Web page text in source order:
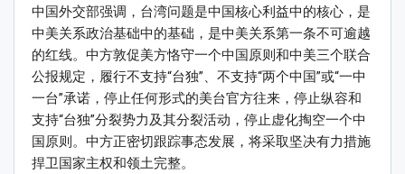
中国外交部强调，台湾问题是中国核心利益中的核心，是
中美关系政治基础中的基础，是中美关系第一条不可逾越
的红线。中方敦促美方恪守一个中国原则和中美三个联合
公报规定，履行不支持“台独”、不支持“两个中国”或“一中
一台”承诺，停止任何形式的美台官方往来，停止纵容和
支持“台独”分裂势力及其分裂活动，停止虚化掏空一个中
国原则。中方正密切跟踪事态发展，将采取坚决有力措施
捍卫国家主权和领土完整。